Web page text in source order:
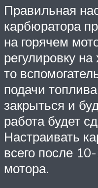
Правильная
карбюратора
на горячем
регулировку
то
подачи
закрыться и
работа будет
Настраивать
всего после
мотора.